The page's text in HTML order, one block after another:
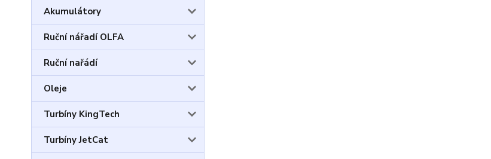
Akumulátory
Ruční nářadí OLFA
Ruční nařádí
Oleje
Turbíny KingTech
Turbíny JetCat